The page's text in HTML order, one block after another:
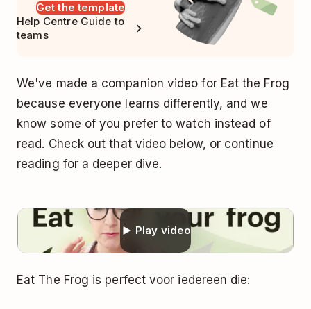
Get the template
Help Centre Guide to
teams
We've made a companion video for Eat the Frog
because everyone learns differently, and we
know some of you prefer to watch instead of
read. Check out that video below, or continue
reading for a deeper dive.
Play video
Eat The Frog is perfect voor iedereen die: